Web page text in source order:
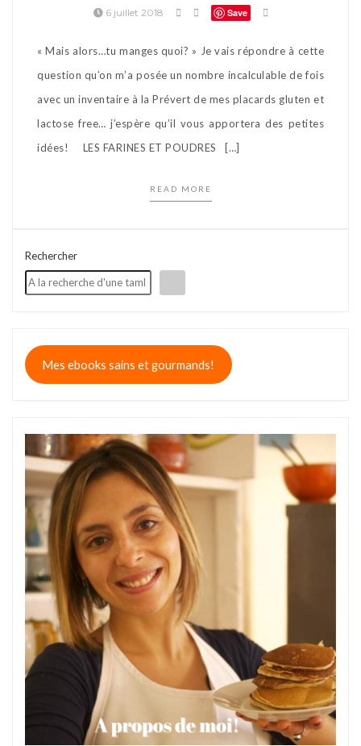
6 juillet 2018 Save
« Mais alors…tu manges quoi? » Je vais répondre à cette
question qu’on m’a posée un nombre incalculable de fois
avec un inventaire à la Prévert de mes placards gluten et
lactose free… j’espère qu’il vous apportera des petites
idées! LES FARINES ET POUDRES […]
READ MORE
Rechercher
Mes ebooks sains et gourmands!